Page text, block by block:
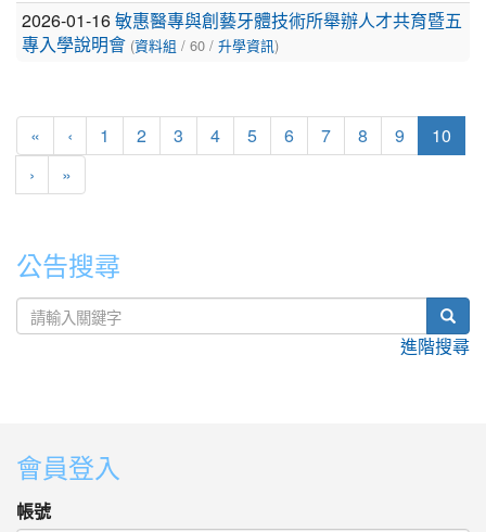
2026-01-16 敏惠醫專與創藝牙體技術所舉辦人才共育暨五
專入學說明會 (資料組 / 60 / 升學資訊)
« ‹ 1 2 3 4 5 6 7 8 9 10
› »
公告搜尋
進階搜尋
會員登入
帳號